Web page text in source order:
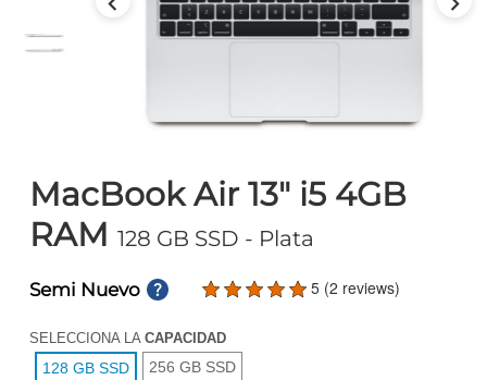
MacBook Air 13" i5 4GB
RAM 128 GB SSD - Plata
Semi Nuevo 5 (2 reviews)
SELECCIONA LA CAPACIDAD
128 GB SSD 256 GB SSD